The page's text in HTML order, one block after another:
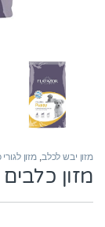
מזון יבש לכלב, מזון
מזון כלבים